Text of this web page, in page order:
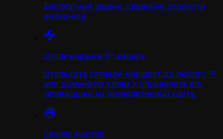
Бесплатный сервис проверки скорости
интернета
Отслеживание IP-адреса
Отследите сетевой маршрут до любого IP
или домена по узлам и определите его
геолокацию на интерактивной карте.
Сканер портов